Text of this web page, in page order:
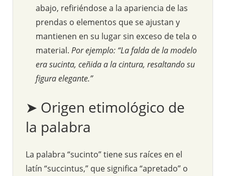
abajo, refiriéndose a la apariencia de las
prendas o elementos que se ajustan y
mantienen en su lugar sin exceso de tela o
material. Por ejemplo: “La falda de la modelo
era sucinta, ceñida a la cintura, resaltando su
figura elegante.”
➤ Origen etimológico de
la palabra
La palabra “sucinto” tiene sus raíces en el
latín “succintus,” que significa “apretado” o